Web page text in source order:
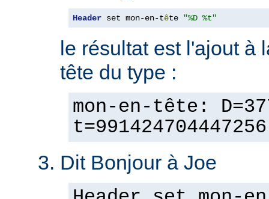
Header set mon-en-tête "%D %t"
le résultat est l'ajout à
tête du type :
mon-en-tête:
t=991424704447256
Dit Bonjour à Joe